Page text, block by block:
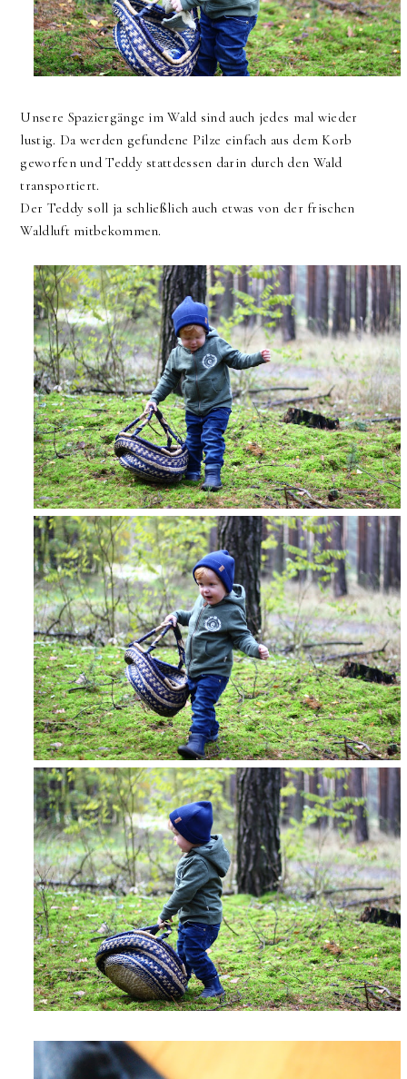
Unsere Spaziergänge im Wald sind auch jedes mal wieder
lustig. Da werden gefundene Pilze einfach aus dem Korb
geworfen und Teddy stattdessen darin durch den Wald
transportiert.
Der Teddy soll ja schließlich auch etwas von der frischen
Waldluft mitbekommen.